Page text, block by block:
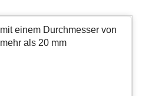
mit einem Durchmesser von
mehr als 20 mm